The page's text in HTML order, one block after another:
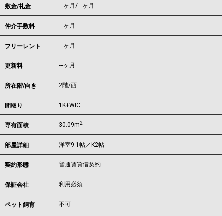
敷金/礼金 ---ヶ月/---ヶ月
仲介手数料 ---ヶ月
フリーレント ---ヶ月
更新料 ---ヶ月
所在階/向き 2階/西
間取り 1K+WIC
専有面積 30.09m2
部屋詳細 洋室9.1帖／K2帖
契約形態 普通賃貸借契約
保証会社 利用必須
ペット飼育 不可